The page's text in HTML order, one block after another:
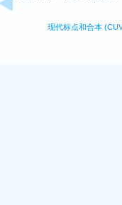
现代标点和合本